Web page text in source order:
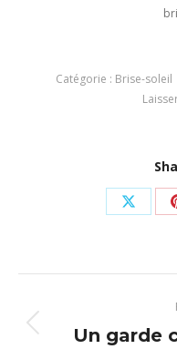
Catégorie : Brise-soleil
X
articleUn garde